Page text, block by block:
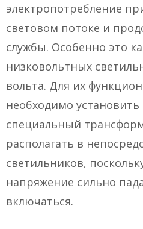
электропотребление
световом потоке и
службы. Особенно это
низковольтных
вольта. Для их
необходимо установить
специальный
располагать в
светильников,
напряжение сильно
включаться.